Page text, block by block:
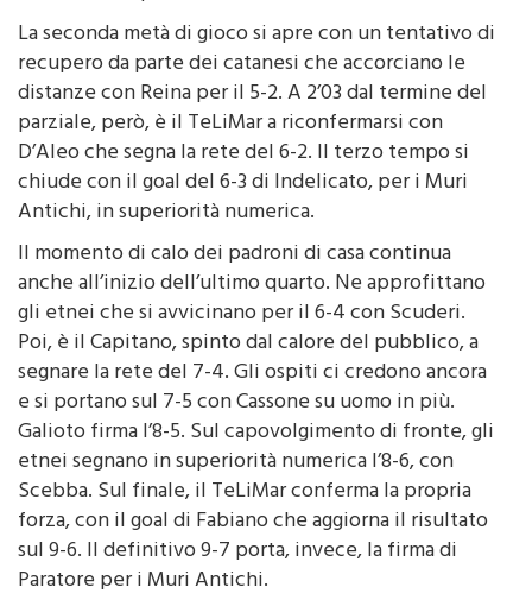
chiude il tempo.
La seconda metà di gioco si apre con un tentativo di
recupero da parte dei catanesi che accorciano le
distanze con Reina per il 5-2. A 2’03 dal termine del
parziale, però, è il TeLiMar a riconfermarsi con
D’Aleo che segna la rete del 6-2. Il terzo tempo si
chiude con il goal del 6-3 di Indelicato, per i Muri
Antichi, in superiorità numerica.
Il momento di calo dei padroni di casa continua
anche all’inizio dell’ultimo quarto. Ne approfittano
gli etnei che si avvicinano per il 6-4 con Scuderi.
Poi, è il Capitano, spinto dal calore del pubblico, a
segnare la rete del 7-4. Gli ospiti ci credono ancora
e si portano sul 7-5 con Cassone su uomo in più.
Galioto firma l’8-5. Sul capovolgimento di fronte, gli
etnei segnano in superiorità numerica l’8-6, con
Scebba. Sul finale, il TeLiMar conferma la propria
forza, con il goal di Fabiano che aggiorna il risultato
sul 9-6. Il definitivo 9-7 porta, invece, la firma di